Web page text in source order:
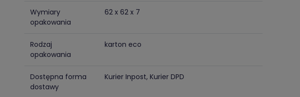
Wymiary
opakowania
62 x 62 x 7
Rodzaj
opakowania
karton eco
Dostępna forma
dostawy
Kurier Inpost, Kurier DPD